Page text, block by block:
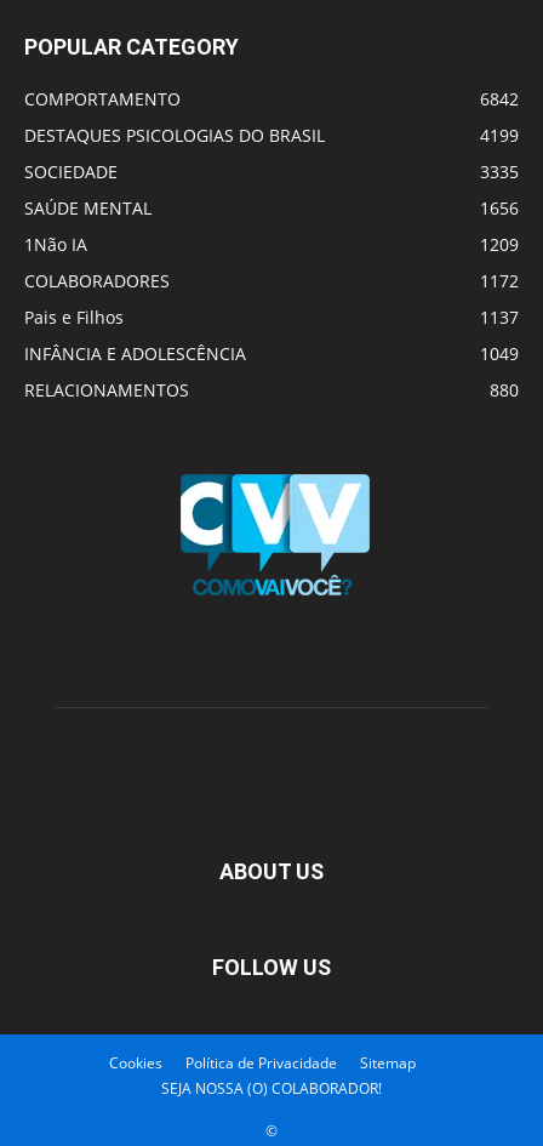
POPULAR CATEGORY
COMPORTAMENTO
6842
DESTAQUES PSICOLOGIAS DO BRASIL
4199
SOCIEDADE
3335
SAÚDE MENTAL
1656
1Não IA
1209
COLABORADORES
1172
Pais e Filhos
1137
INFÂNCIA E ADOLESCÊNCIA
1049
RELACIONAMENTOS
880
ABOUT US
FOLLOW US
Cookies Política de Privacidade
Sitemap
SEJA NOSSA (O) COLABORADOR!
©